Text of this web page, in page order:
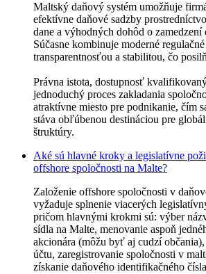
Maltský daňový systém umožňuje
efektívne daňové sadzby
dane a výhodných dohôd o zamedzení
Súčasne kombinuje moderné
transparentnosťou a stabilitou, čo
Právna istota, dostupnosť
jednoduchý proces zakladania
atraktívne miesto pre podnikanie, čím
stáva obľúbenou destináciou pre
štruktúry.
Aké sú hlavné kroky a legislatívne
offshore spoločnosti na Malte?
Založenie offshore spoločnosti v
vyžaduje splnenie viacerých
pričom hlavnými krokmi sú: výber
sídla na Malte, menovanie aspoň
akcionára (môžu byť aj cudzí
účtu, zaregistrovanie spoločnosti v
získanie daňového identifikačného